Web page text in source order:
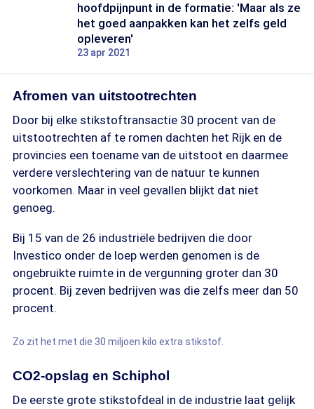
hoofdpijnpunt in de formatie: 'Maar als ze
het goed aanpakken kan het zelfs geld
opleveren'
23 apr 2021
Afromen van uitstootrechten
Door bij elke stikstoftransactie 30 procent van de
uitstootrechten af te romen dachten het Rijk en de
provincies een toename van de uitstoot en daarmee
verdere verslechtering van de natuur te kunnen
voorkomen. Maar in veel gevallen blijkt dat niet
genoeg.
Bij 15 van de 26 industriële bedrijven die door
Investico onder de loep werden genomen is de
ongebruikte ruimte in de vergunning groter dan 30
procent. Bij zeven bedrijven was die zelfs meer dan 50
procent.
Zo zit het met die 30 miljoen kilo extra stikstof.
CO2-opslag en Schiphol
De eerste grote stikstofdeal in de industrie laat gelijk